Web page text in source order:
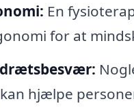
En
for at
hjælpe